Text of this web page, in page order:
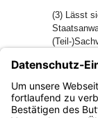
(3) Lässt
(Teil-
(4) Die
mit der
Teils der
ist.